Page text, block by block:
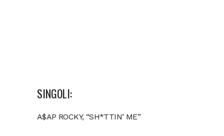
SINGOLI:
A$AP ROCKY, “SH*TTIN’ ME”